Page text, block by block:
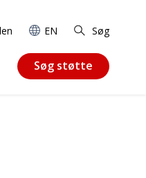
EN Søg
Søg støtte